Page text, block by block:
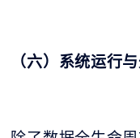
（六）系统运行